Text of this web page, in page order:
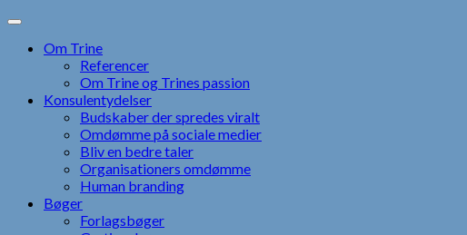
Skip
contentOm Trine
Referencer
Om Trine og Trines passion
Konsulentydelser
Budskaber der spredes viralt
Omdømme på sociale medier
Bliv en bedre taler
Organisationers omdømme
Human branding
Bøger
Forlagsbøger